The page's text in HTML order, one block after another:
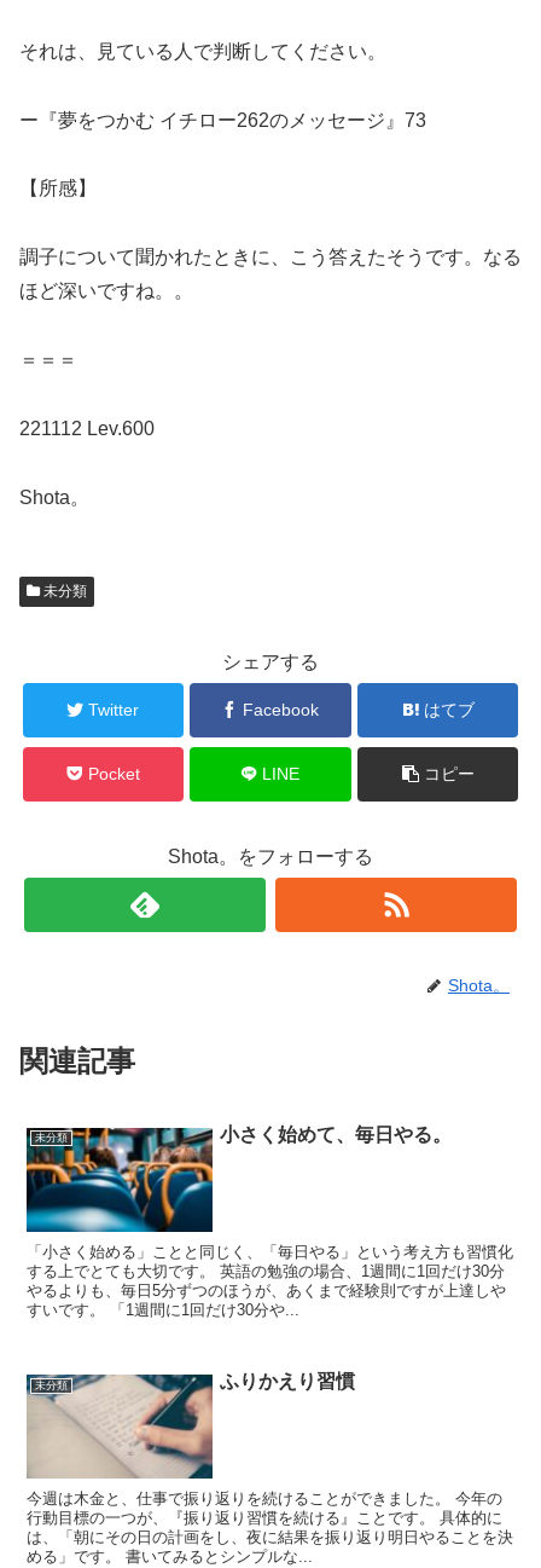
それは、見ている人で判断してください。
ー『夢をつかむ イチロー262のメッセージ』73
【所感】
調子について聞かれたときに、こう答えたそうです。なる
ほど深いですね。。
＝＝＝
221112 Lev.600
Shota。
未分類
シェアする
Twitter Facebook はてブ
Pocket LINE コピー
Shota。をフォローする
Shota。
関連記事
未分類 小さく始めて、毎日やる。
「小さく始める」ことと同じく、「毎日やる」という考え方も習慣化
する上でとても大切です。 英語の勉強の場合、1週間に1回だけ30分
やるよりも、毎日5分ずつのほうが、あくまで経験則ですが上達しや
すいです。 「1週間に1回だけ30分や...
未分類 ふりかえり習慣
今週は木金と、仕事で振り返りを続けることができました。 今年の
行動目標の一つが、『振り返り習慣を続ける』ことです。 具体的に
は、「朝にその日の計画をし、夜に結果を振り返り明日やることを決
める」です。 書いてみるとシンプルな...